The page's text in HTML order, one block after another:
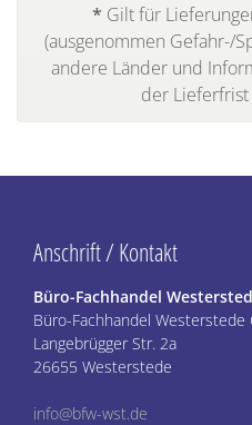
* Gilt für
(ausgenommen Gefahr-/
andere Länder und
der Lieferfrist
Anschrift / Kontakt
Büro-Fachhandel
Büro-Fachhandel Westerstede
Langebrügger Str. 2a
26655 Westerstede
info@bfw-wst.de